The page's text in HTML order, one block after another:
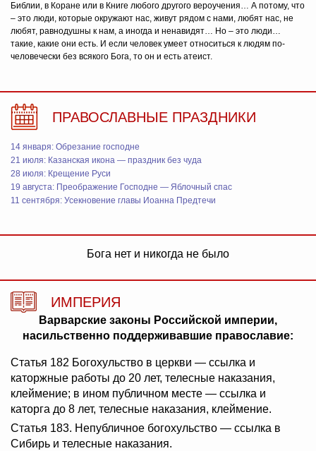
Библии, в Коране или в Книге любого другого вероучения… А потому, что
– это люди, которые окружают нас, живут рядом с нами, любят нас, не
любят, равнодушны к нам, а иногда и ненавидят… Но – это люди…
такие, какие они есть. И если человек умеет относиться к людям по-
человечески без всякого Бога, то он и есть атеист.
ПРАВОСЛАВНЫЕ ПРАЗДНИКИ
14 января: Обрезание господне
21 июля: Казанская икона — праздник без чуда
28 июля: Крещение Руси
19 августа: Преображение Господне — Яблочный спас
11 сентября: Усекновение главы Иоанна Предтечи
Бога нет и никогда не было
ИМПЕРИЯ
Варварские законы Российской империи,
насильственно поддерживавшие православие:
Статья 182 Богохульство в церкви — ссылка и
каторжные работы до 20 лет, телесные наказания,
клеймение; в ином публичном месте — ссылка и
каторга до 8 лет, телесные наказания, клеймение.
Статья 183. Непубличное богохульство — ссылка в
Сибирь и телесные наказания.